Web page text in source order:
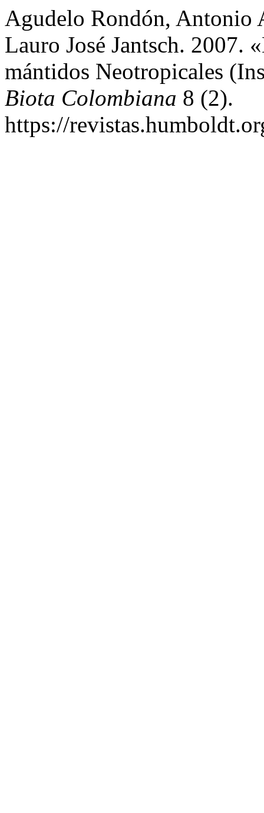
Agudelo Rondón, Antonio
Lauro José Jantsch. 2007.
mántidos Neotropicales
Biota Colombiana 8 (2).
https://